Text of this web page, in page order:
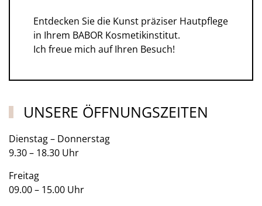
Entdecken Sie die Kunst präziser Hautpflege
in Ihrem BABOR Kosmetikinstitut.
Ich freue mich auf Ihren Besuch!
UNSERE ÖFFNUNGSZEITEN
Dienstag – Donnerstag
9.30 – 18.30 Uhr
Freitag
09.00 – 15.00 Uhr